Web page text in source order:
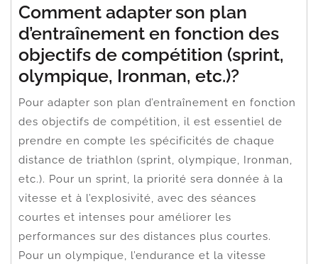
Comment adapter son plan
d’entraînement en fonction des
objectifs de compétition (sprint,
olympique, Ironman, etc.)?
Pour adapter son plan d’entraînement en fonction
des objectifs de compétition, il est essentiel de
prendre en compte les spécificités de chaque
distance de triathlon (sprint, olympique, Ironman,
etc.). Pour un sprint, la priorité sera donnée à la
vitesse et à l’explosivité, avec des séances
courtes et intenses pour améliorer les
performances sur des distances plus courtes.
Pour un olympique, l’endurance et la vitesse